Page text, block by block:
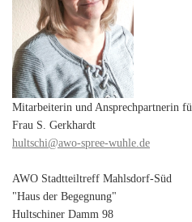
Mitarbeiterin und Ansprechpartnerin
Frau S. Gerkhardt
hultschi@awo-spree-wuhle.de
AWO Stadtteiltreff Mahlsdorf-Süd
"Haus der Begegnung"
Hultschiner Damm 98